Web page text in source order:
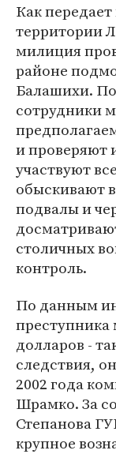
Как
территории
милиция
районе
Балашихи.
сотрудники
и проверяют
участвуют
обыскивают
подвалы и
столичных
контроль.
По данным
преступника
долларов -
следствия,
2002 года
Шрамко. За
Степанова
крупное